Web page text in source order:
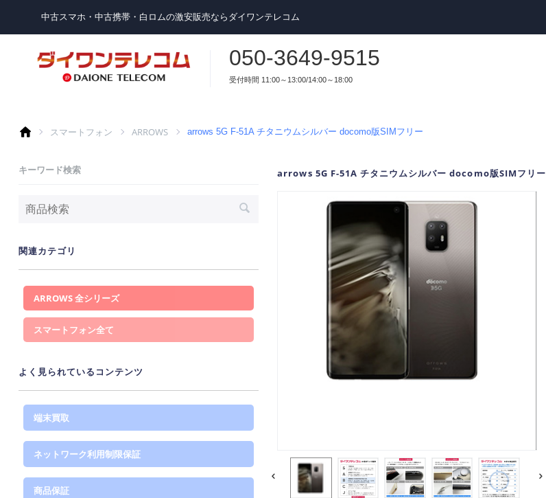
中古スマホ・中古携帯・白ロムの激安販売ならダイワンテレコム
050-3649-9515
受付時間 11:00～13:00/14:00～18:00
スマートフォン ARROWS arrows 5G F-51A チタニウムシルバー docomo版SIMフリー
キーワード検索
関連カテゴリ
スマートフォン
ARROWS
よく見られているコンテンツ
端末買取
ネットワーク利用制限保証
商品保証
arrows 5G F-51A チタニウムシルバー docomo版SIMフリー